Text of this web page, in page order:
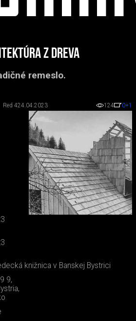
z dreva
remeslo.
Red 424.04.2023 124 0+1
knižnica v Banskej Bystrici
9,